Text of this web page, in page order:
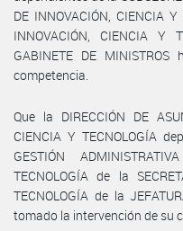
DE INNOVACIÓN, CIENCIA
INNOVACIÓN, CIENCIA Y
GABINETE DE
competencia.
Que la DIRECCIÓN DE
CIENCIA Y TECNOLOGÍA
GESTIÓN
TECNOLOGÍA de la
TECNOLOGÍA de la
tomado la intervención de su